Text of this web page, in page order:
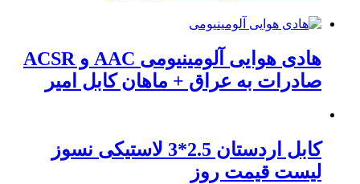
هادی هوایی آلومینیومی AAC و ACSR
صادرات به عراق + ماهان کابل امیر
کابل اردستان 2.5*3 لاستیکی نسوز
لیست قیمت روز